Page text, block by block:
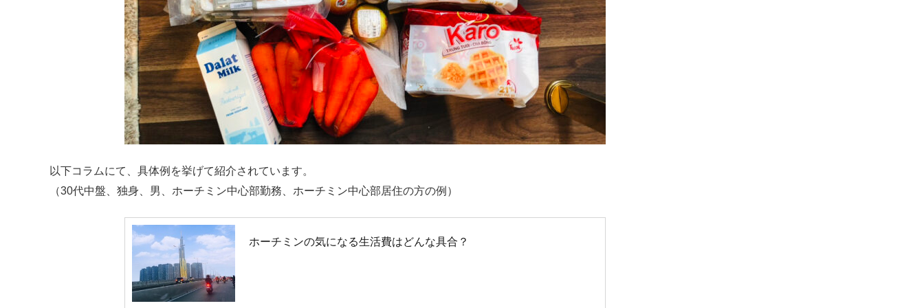
以下コラムにて、具体例を挙げて紹介されています。
（30代中盤、独身、男、ホーチミン中心部勤務、ホーチミン中心部居住の方の例）
ホーチミンの気になる生活費はどんな具合？